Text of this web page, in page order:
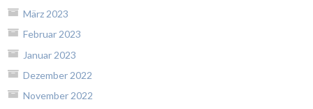
März 2023
Februar 2023
Januar 2023
Dezember 2022
November 2022